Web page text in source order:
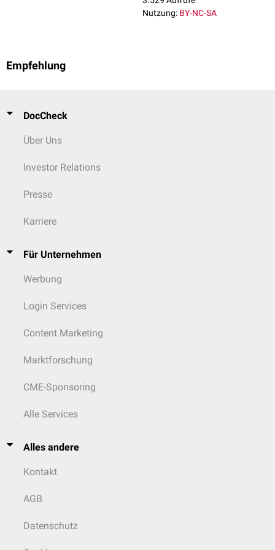
Nutzung: BY-NC-SA
Empfehlung
DocCheck
Über Uns
Investor Relations
Presse
Karriere
Für Unternehmen
Werbung
Login Services
Content Marketing
Marktforschung
CME-Sponsoring
Alle Services
Alles andere
Kontakt
AGB
Datenschutz